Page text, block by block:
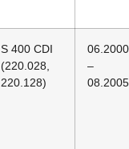
S 400 CDI
(220.028,
220.128)
06.2000
–
08.2005